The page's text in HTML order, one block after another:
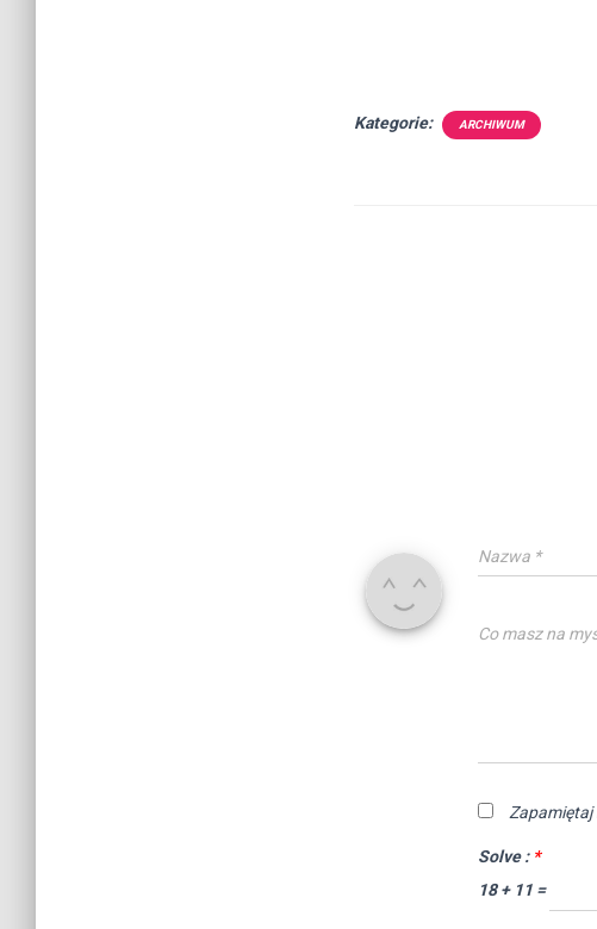
Kategorie: ARCHIWUM
Nazwa *
Co masz na
Zapamiętaj
Solve : *
18 + 11 =